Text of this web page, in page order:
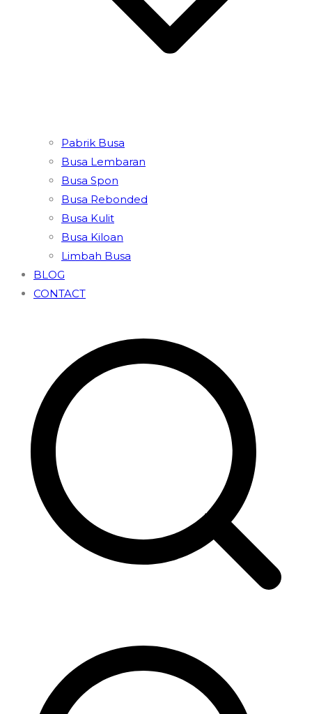
Pabrik Busa
Busa Lembaran
Busa Spon
Busa Rebonded
Busa Kulit
Busa Kiloan
Limbah Busa
BLOG
CONTACT